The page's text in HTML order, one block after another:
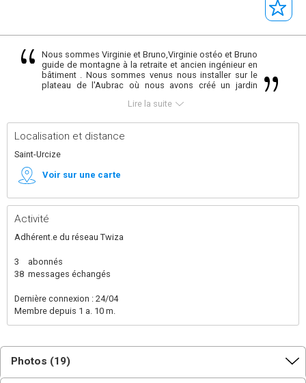
Nous sommes Virginie et Bruno,Virginie ostéo et Bruno
guide de montagne à la retraite et ancien ingénieur en
bâtiment . Nous sommes venus nous installer sur le
plateau de l'Aubrac où nous avons créé un jardin
pour construire notre maison de type earthship inspiré.
Le plateau est un espace sauvage, entre eau et forêt.
Lire la suite
Localisation et distance
Saint-Urcize
Voir sur une carte
Activité
Adhérent.e du réseau Twiza
3
abonnés
38 messages échangés
Dernière connexion : 24/04
Membre depuis 1 a. 10 m.
Photos (19)